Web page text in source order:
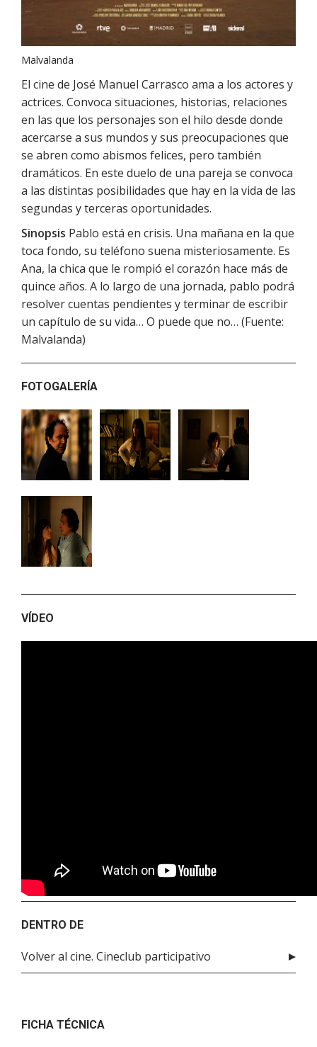
Malvalanda
El cine de José Manuel Carrasco ama a los actores y
actrices. Convoca situaciones, historias, relaciones
en las que los personajes son el hilo desde donde
acercarse a sus mundos y sus preocupaciones que
se abren como abismos felices, pero también
dramáticos. En este duelo de una pareja se convoca
a las distintas posibilidades que hay en la vida de las
segundas y terceras oportunidades.
Sinopsis Pablo está en crisis. Una mañana en la que
toca fondo, su teléfono suena misteriosamente. Es
Ana, la chica que le rompió el corazón hace más de
quince años. A lo largo de una jornada, pablo podrá
resolver cuentas pendientes y terminar de escribir
un capítulo de su vida… O puede que no… (Fuente:
Malvalanda)
FOTOGALERÍA
VÍDEO
DENTRO DE
Volver al cine. Cineclub participativo
FICHA TÉCNICA